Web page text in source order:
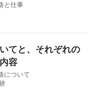
と仕事
てと、それぞれの
容
について